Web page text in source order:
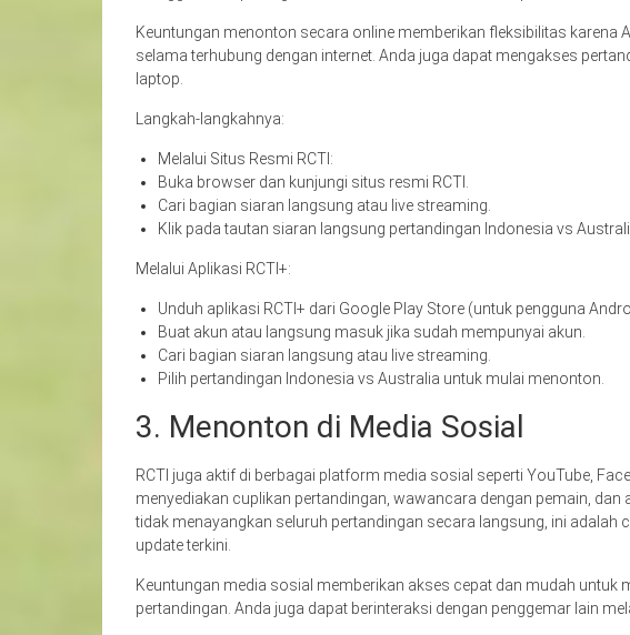
Keuntungan menonton secara online memberikan fleksibilitas karena
selama terhubung dengan internet. Anda juga dapat mengakses
laptop.
Langkah-langkahnya:
Melalui Situs Resmi RCTI:
Buka browser dan kunjungi situs resmi RCTI.
Cari bagian siaran langsung atau live streaming.
Klik pada tautan siaran langsung pertandingan Indonesia vs
Melalui Aplikasi RCTI+:
Unduh aplikasi RCTI+ dari Google Play Store (untuk pengguna
Buat akun atau langsung masuk jika sudah mempunyai akun.
Cari bagian siaran langsung atau live streaming.
Pilih pertandingan Indonesia vs Australia untuk mulai menonton.
3. Menonton di Media Sosial
RCTI juga aktif di berbagai platform media sosial seperti YouTube,
menyediakan cuplikan pertandingan, wawancara dengan pemain,
tidak menayangkan seluruh pertandingan secara langsung, ini adalah
update terkini.
Keuntungan media sosial memberikan akses cepat dan mudah untuk
pertandingan. Anda juga dapat berinteraksi dengan penggemar lain